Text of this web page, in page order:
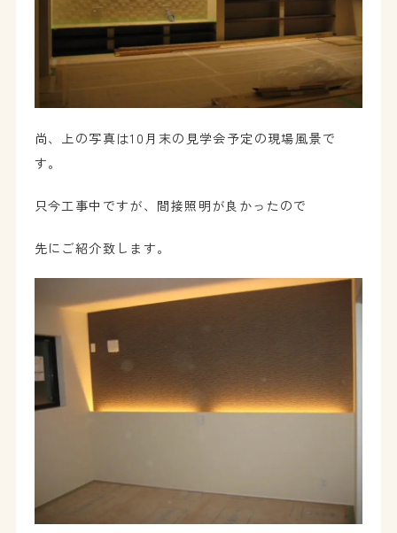
尚、上の写真は10月末の見学会予定の現場風景で
す。
只今工事中ですが、間接照明が良かったので
先にご紹介致します。